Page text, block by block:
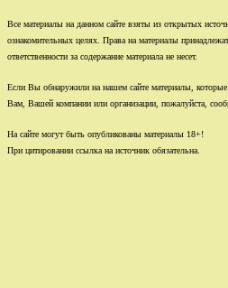
Все материалы на данном сайте взяты из открытых
ознакомительных целях. Права на материалы
ответственности за содержание материала не несет.
Если Вы обнаружили на нашем сайте материалы,
Вам, Вашей компании или организации, пожалуйста,
На сайте могут быть опубликованы материалы 18+!
При цитировании ссылка на источник обязательна.